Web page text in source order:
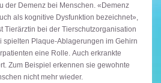
der Demenz bei Menschen. «Demenz
als kognitive Dysfunktion bezeichnet»,
Tierärztin bei der Tierschutzorganisation
spielten Plaque-Ablagerungen im Gehirn
eine Rolle. Auch erkrankte
Zum Beispiel erkennen sie gewohnte
nicht mehr wieder.